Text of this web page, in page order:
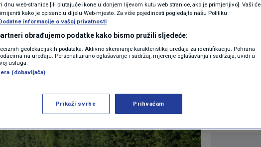
KLIMATSKE PROMJENE
FOTO
VIDEO
21:21 | VIJESTI | 12 komentara
Više
dnu web-stranice [ili plutajuće ikone u donjem lijevom kutu web stranice, ako je primjenjivo]. Vaši će
kako je opisano u dijelu Web-mjesto. Za više pojedinosti pogledajte našu Politiku
informacije o vašoj privatnosti
obrađujemo podatke kako bismo pružili sljedeće:
geolokacijskih podataka. Aktivno skeniranje karakteristika uređaja za identifikaciju. Pohrana
na uređaju. Personalizirano oglašavanje i sadržaj, mjerenje oglašavanja i sadržaja, uvidi u
usluga.
(dobavljača)
Prikaži svrhe Prihvaćam